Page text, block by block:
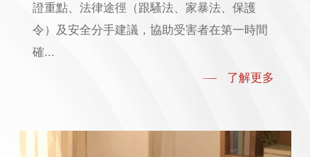
證重點、法律途徑（跟騷法、家暴法、保護
令）及安全分手建議，協助受害者在第一時間
確...
了解更多